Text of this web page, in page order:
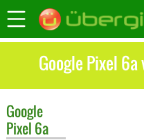
Google Pixel
Google
Pixel 6a